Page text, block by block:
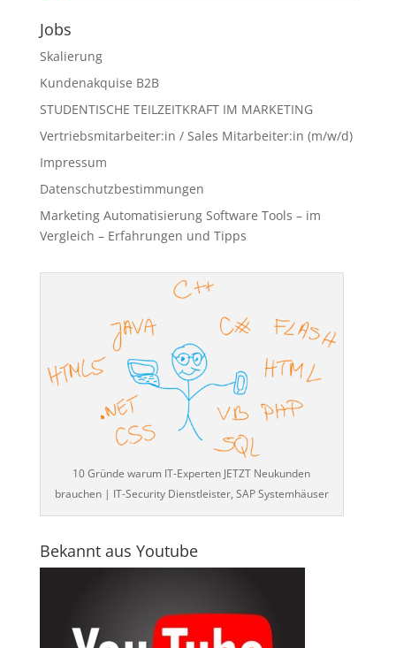
Jobs
Skalierung
Kundenakquise B2B
STUDENTISCHE TEILZEITKRAFT IM MARKETING
Vertriebsmitarbeiter:in / Sales Mitarbeiter:in (m/w/d)
Impressum
Datenschutzbestimmungen
Marketing Automatisierung Software Tools – im
Vergleich – Erfahrungen und Tipps
10 Gründe warum IT-Experten JETZT Neukunden
brauchen | IT-Security Dienstleister, SAP Systemhäuser
Bekannt aus Youtube